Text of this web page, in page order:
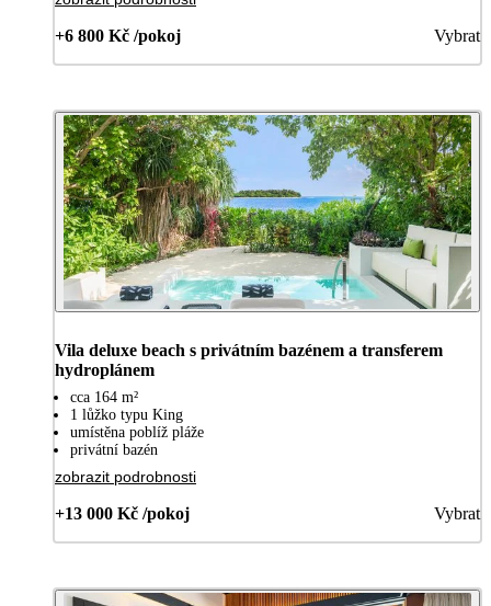
+6 800 Kč /pokoj Vybrat
Vila deluxe beach s privátním bazénem a transferem
hydroplánem
cca 164 m²
1 lůžko typu King
umístěna poblíž pláže
privátní bazén
zobrazit podrobnosti
+13 000 Kč /pokoj Vybrat